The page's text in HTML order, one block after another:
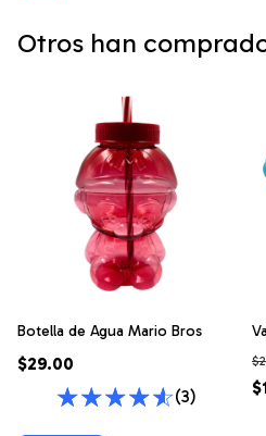
Otros han
Botella de Agua Mario Bros
$29.00
(3)